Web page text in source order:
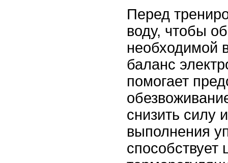
Перед
воду, чтобы
необходимой
баланс
помогает
снизить силу
выполнения
способствует